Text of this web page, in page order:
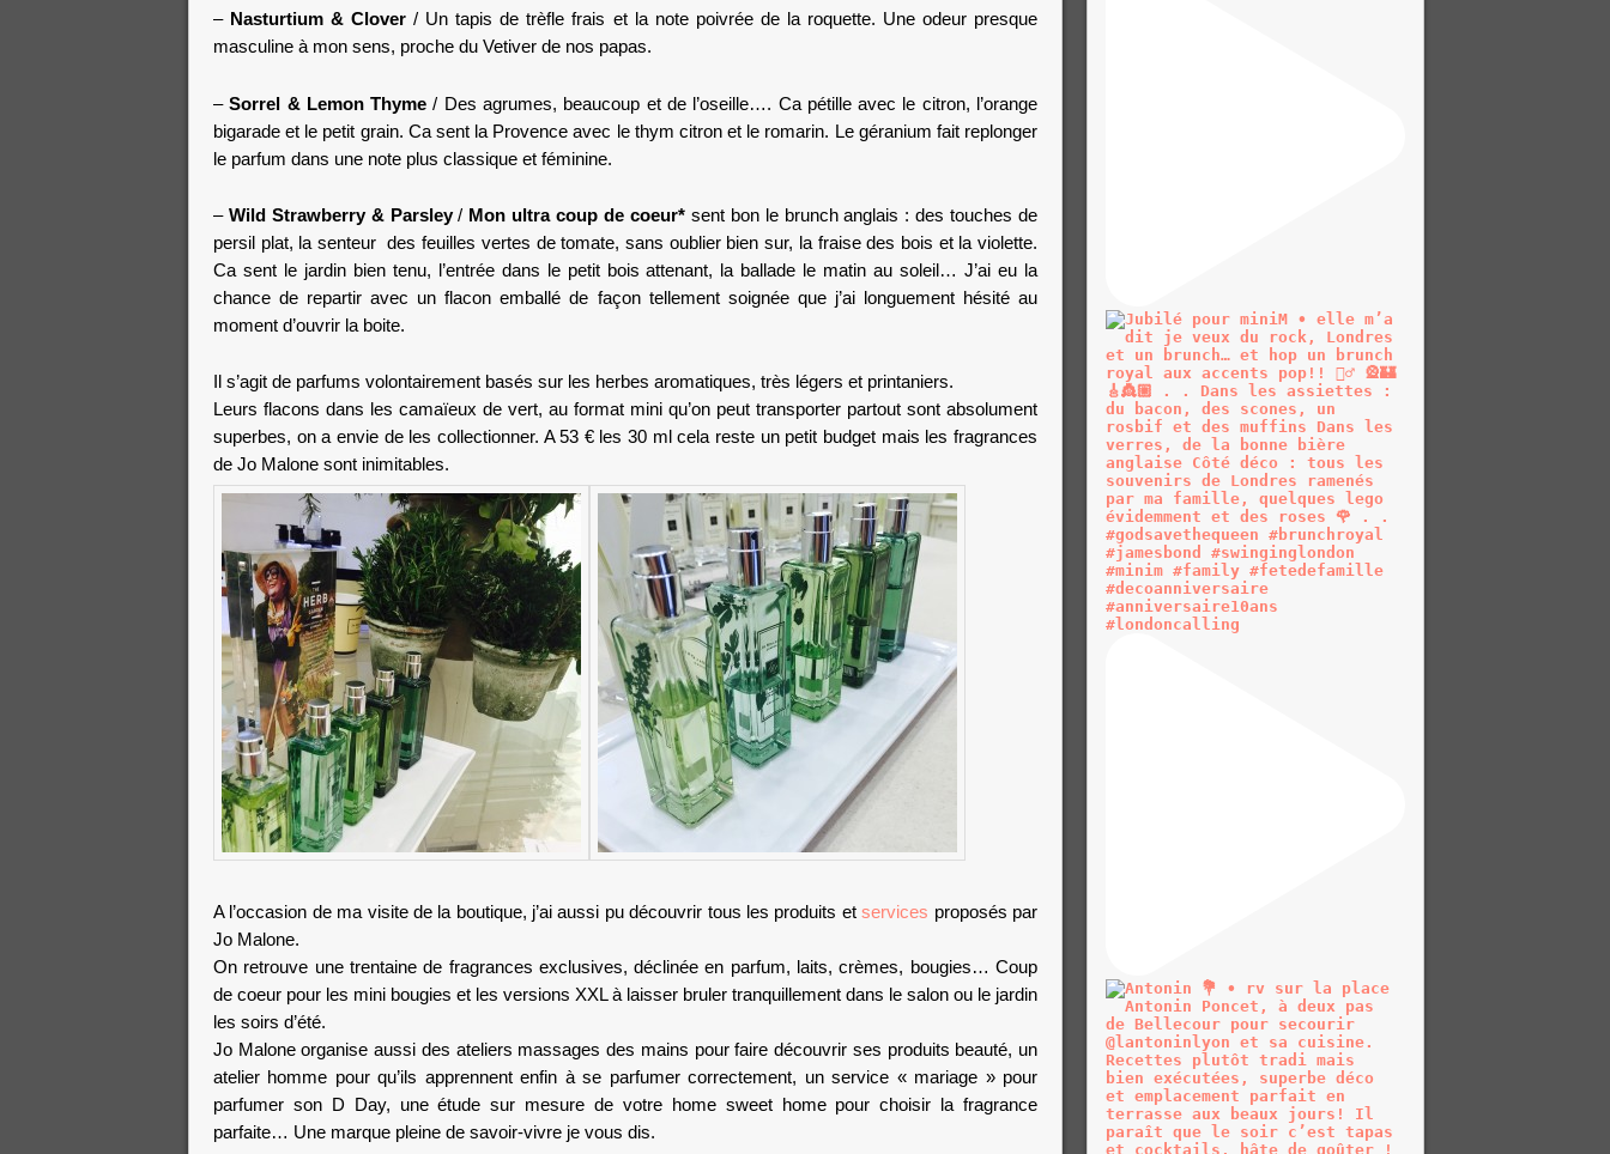
– Nasturtium & Clover / Un tapis de trèfle frais et la note poivrée de la roquette. Une odeur presque
masculine à mon sens, proche du Vetiver de nos papas.
–Sorrel & Lemon Thyme / Des agrumes, beaucoup et de l’oseille…. Ca pétille avec le citron, l’orange
bigarade et le petit grain. Ca sent la Provence avec le thym citron et le romarin. Le géranium fait replonger
le parfum dans une note plus classique et féminine.
– Wild Strawberry & Parsley/ Mon ultra coup de coeur*sent bon le brunch anglais : des touches de
persil plat, la senteur des feuilles vertes de tomate, sans oublier bien sur, la fraise des bois et la violette.
Ca sent le jardin bien tenu, l’entrée dans le petit bois attenant, la ballade le matin au soleil… J’ai eu la
chance de repartir avec un flacon emballé de façon tellement soignée que j’ai longuement hésité au
moment d’ouvrir la boite.
Il s’agit de parfums volontairement basés sur les herbes aromatiques, très légers et printaniers.
Leurs flacons dans les camaïeux de vert, au format mini qu’on peut transporter partout sont absolument
superbes, on a envie de les collectionner. A 53 € les 30 ml cela reste un petit budget mais les fragrances
de Jo Malone sont inimitables.
A l’occasion de ma visite de la boutique, j’ai aussi pu découvrir tous les produits etservices proposés par
Jo Malone.
On retrouve une trentaine de fragrances exclusives, déclinée en parfum, laits, crèmes, bougies… Coup
de coeur pour les mini bougies et les versions XXL à laisser bruler tranquillement dans le salon ou le jardin
les soirs d’été.
Jo Malone organise aussi des ateliers massages des mains pour faire découvrir ses produits beauté, un
atelier homme pour qu’ils apprennent enfin à se parfumer correctement, un service « mariage » pour
parfumer son D Day, une étude sur mesure de votre home sweet home pour choisir la fragrance
parfaite… Une marque pleine de savoir-vivre je vous dis.